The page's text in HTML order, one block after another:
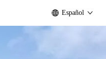
Español